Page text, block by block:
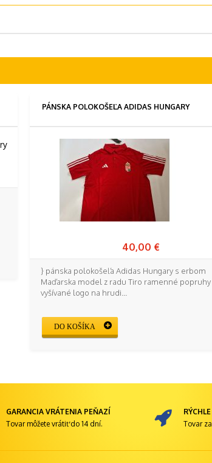
PÁNSKA POLOKOŠEĽA ADIDAS HUNGARY
40,00 €
} pánska polokošeľa Adidas Hungary s erbom
Maďarska model z radu Tiro ramenné popruhy
vyšívané logo na hrudi...
DO KOŠÍKA
GARANCIA VRÁTENIA PEŇAZÍ
Tovar môžete vrátiť do 14 dní.
Tovar